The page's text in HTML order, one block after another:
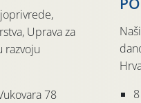
Uprava za
razvoju
78